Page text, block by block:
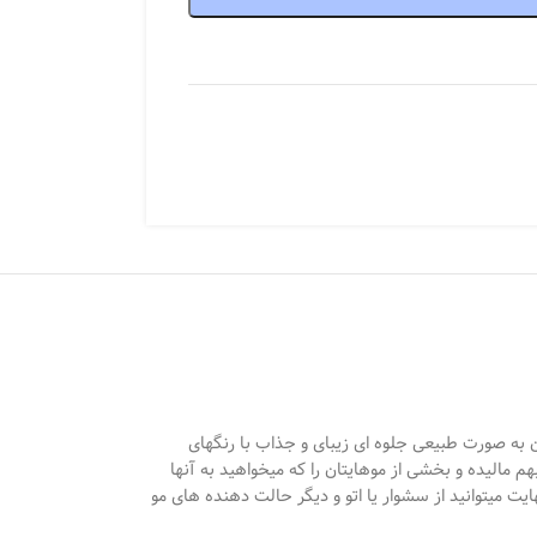
صورت طبیعی جلوه ای زیبای و جذاب با رنگهای
و بخشی از موهایتان را که میخواهید به آنها
میتوانید از سشوار یا اتو و دیگر حالت دهنده های مو